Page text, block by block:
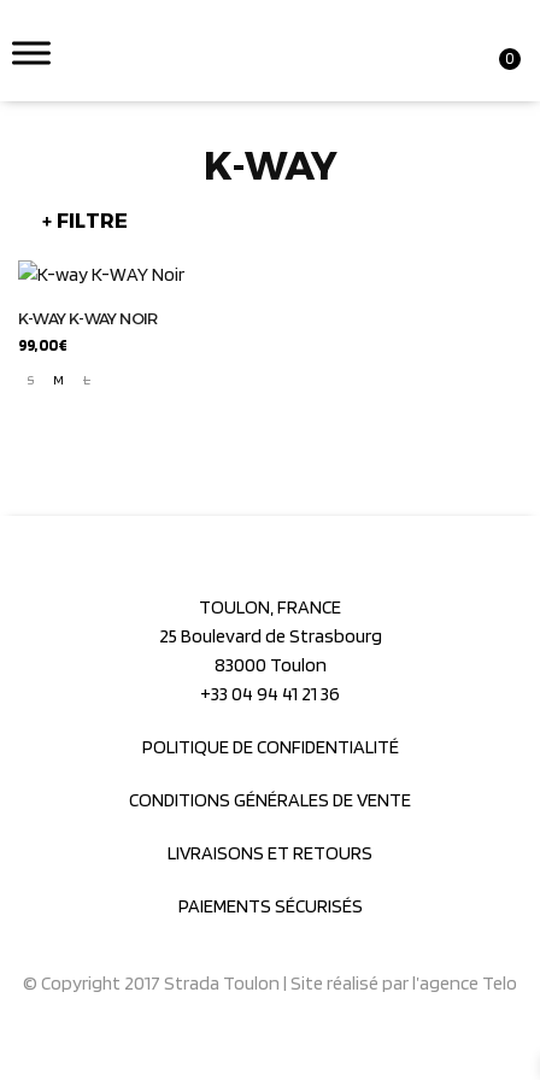
0
K-WAY
+ FILTRE
K-WAY K-WAY NOIR
99,00€
S
M L
TOULON, FRANCE
25 Boulevard de Strasbourg
83000 Toulon
+33 04 94 41 21 36
POLITIQUE DE CONFIDENTIALITÉ
CONDITIONS GÉNÉRALES DE VENTE
LIVRAISONS ET RETOURS
PAIEMENTS SÉCURISÉS
© Copyright 2017 Strada Toulon | Site réalisé parl’agence Telo